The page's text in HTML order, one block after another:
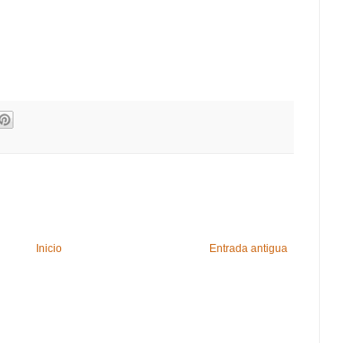
Entrada antigua
Inicio